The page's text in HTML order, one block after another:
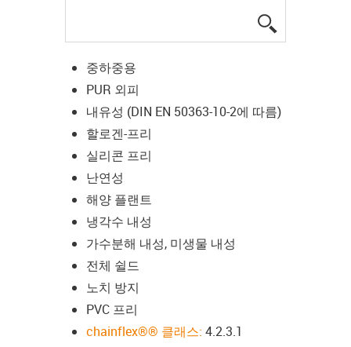
중하중용
PUR 외피
내유성 (DIN EN 50363-10-2에 따름)
할로겐-프리
실리콘 프리
난연성
해양 플랜트
냉각수 내성
가수분해 내성, 미생물 내성
전체 쉴드
노치 방지
PVC 프리
chainflex®® 클래스: 4.2.3.1